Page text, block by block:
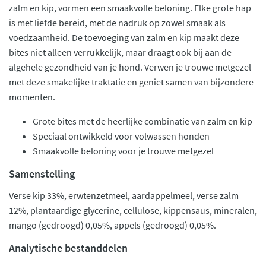
zalm en kip, vormen een smaakvolle beloning. Elke grote hap
is met liefde bereid, met de nadruk op zowel smaak als
voedzaamheid. De toevoeging van zalm en kip maakt deze
bites niet alleen verrukkelijk, maar draagt ook bij aan de
algehele gezondheid van je hond. Verwen je trouwe metgezel
met deze smakelijke traktatie en geniet samen van bijzondere
momenten.
Grote bites met de heerlijke combinatie van zalm en kip
Speciaal ontwikkeld voor volwassen honden
Smaakvolle beloning voor je trouwe metgezel
Samenstelling
Verse kip 33%, erwtenzetmeel, aardappelmeel, verse zalm
12%, plantaardige glycerine, cellulose, kippensaus, mineralen,
mango (gedroogd) 0,05%, appels (gedroogd) 0,05%.
Analytische bestanddelen